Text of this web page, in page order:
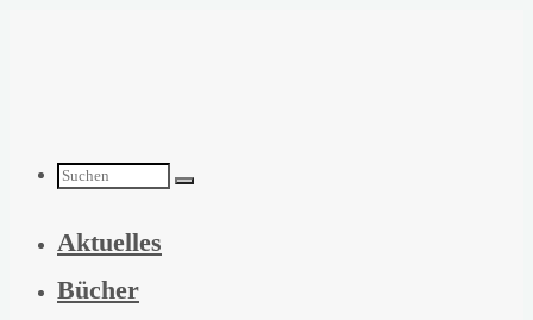
Suchen
nach:
Aktuelles
Bücher